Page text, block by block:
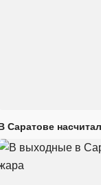
Саратове